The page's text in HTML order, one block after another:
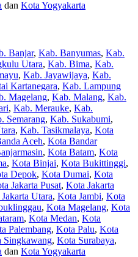
dan Kota Yogyakarta
Banjar, Kab. Banyumas, Kab.
Utara, Kab. Bima, Kab.
, Kab. Jayawijaya, Kab.
Kartanegara, Kab. Lampung
Magelang, Kab. Malang, Kab.
, Kab. Merauke, Kab.
Semarang, Kab. Sukabumi,
, Kab. Tasikmalaya, Kota
Aceh, Kota Bandar
, Kota Batam, Kota
, Kota Binjai, Kota Bukittinggi,
Depok, Kota Dumai, Kota
Jakarta Pusat, Kota Jakarta
Utara, Kota Jambi, Kota
, Kota Magelang, Kota
, Kota Medan, Kota
Palembang, Kota Palu, Kota
Singkawang, Kota Surabaya,
dan Kota Yogyakarta